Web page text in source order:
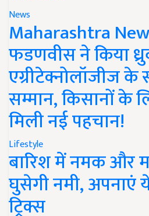
News
Maharashtra
फडणवीस ने किया
एग्रीटेक्नोलॉजीज के
सम्मान, किसानों के
मिली नई पहचान!
Lifestyle
बारिश में नमक और
घुसेगी नमी, अपनाएं
ट्रिक्स